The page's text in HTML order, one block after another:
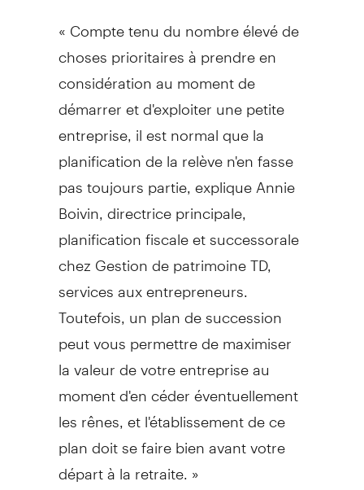
« Compte tenu du nombre élevé de
choses prioritaires à prendre en
considération au moment de
démarrer et d'exploiter une petite
entreprise, il est normal que la
planification de la relève n'en fasse
pas toujours partie, explique Annie
Boivin, directrice principale,
planification fiscale et successorale
chezGestion depatrimoine TD,
services aux entrepreneurs.
Toutefois, un plan de succession
peut vous permettre de maximiser
la valeur de votre entreprise au
moment d'en céder éventuellement
les rênes, et l'établissement de ce
plan doit se faire bien avant votre
départ à la retraite. »